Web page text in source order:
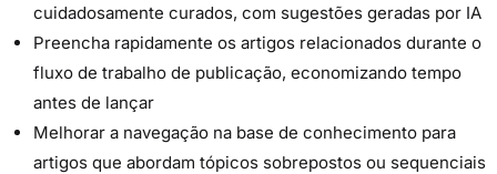
cuidadosamente curados, com sugestões geradas por IA
Preencha rapidamente os artigos relacionados durante o
fluxo de trabalho de publicação, economizando tempo
antes de lançar
Melhorar a navegação na base de conhecimento para
artigos que abordam tópicos sobrepostos ou sequenciais